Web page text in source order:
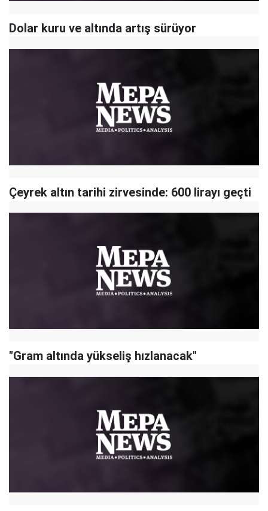
Dolar kuru ve altında artış sürüyor
Çeyrek altın tarihi zirvesinde: 600 lirayı geçti
"Gram altında yükseliş hızlanacak"